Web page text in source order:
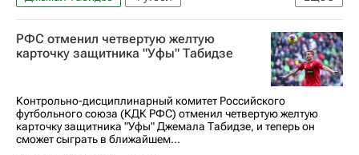
Хвича Кварацхелия
Грузия
Гиа Григалава
РФС отменил четвертую желтую
карточку защитника "Уфы" Табидзе
Контрольно-дисциплинарный комитет Российского
футбольного союза (КДК РФС) отменил четвертую желтую
карточку защитника "Уфы" Джемала Табидзе, и теперь он
сможет сыграть в ближайшем...